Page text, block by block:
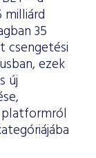
milliárd
35
csengetési
ezek
új
platformról